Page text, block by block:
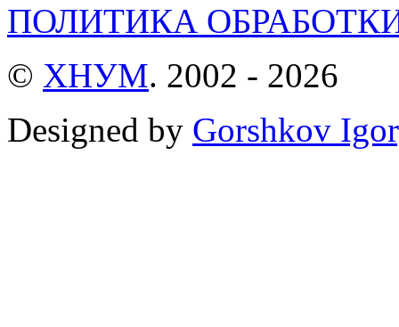
ПОЛИТИКА
© ХНУМ. 2002 - 2026
Designed by Gorshkov Igor